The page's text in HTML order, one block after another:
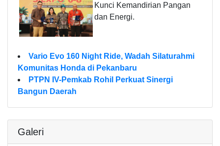
Kunci Kemandirian Pangan
dan Energi.
Vario Evo 160 Night Ride, Wadah Silaturahmi
Komunitas Honda di Pekanbaru
PTPN IV-Pemkab Rohil Perkuat Sinergi
Bangun Daerah
Galeri